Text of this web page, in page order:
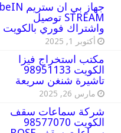
جهاز بي ان ستريم beIN
STREAM توصيل
واشتراك فوري بالكويت
أكتوبر 1, 2025
مكتب استخراج فيزا
الكويت 98951133
تاشيرة شنغن سريعة
مارس 26, 2025
شركة سماعات سقف
الكويت 98577070